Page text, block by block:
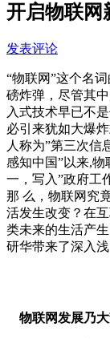
开启物联网
发表评论
“物联网”这个名
磅炸弹，尽管其
入式技术早已不
必引来犹如大爆
人称为”第三次信
感知中国”以来,
一，写入”政府工
那 么，物联网究
活发生改变？在
类未来的生活产
研华带来了深入浅
物联网发展乃